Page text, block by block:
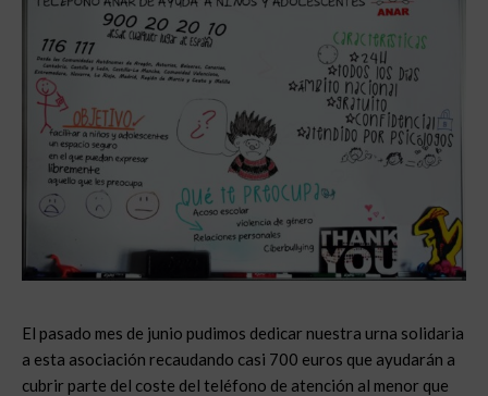
El pasado mes de junio pudimos dedicar nuestra urna solidaria
a esta asociación recaudando casi 700 euros que ayudarán a
cubrir parte del coste del teléfono de atención al menor que